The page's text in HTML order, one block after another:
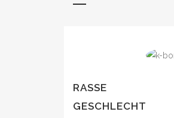
RASSE
GESCHLECHT